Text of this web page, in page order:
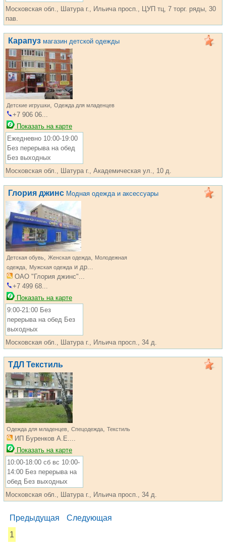
Московская обл., Шатура г., Ильича просп., ЦУП тц, 7 торг. ряды, 30
пав.
Карапуз магазин детской одежды
Детские игрушки, Одежда для младенцев
+7 906 06...
Показать на карте
Ежедневно 10:00-19:00
Без перерыва на обед
Без выходных
Московская обл., Шатура г., Академическая ул., 10 д.
Глория джинс Модная одежда и аксессуары
Детская обувь, Женская одежда, Молодежная
одежда, Мужская одежда и др...
ОАО "Глория джинс"...
+7 499 68...
Показать на карте
9:00-21:00 Без
перерыва на обед Без
выходных
Московская обл., Шатура г., Ильича просп., 34 д.
ТДЛ Текстиль
Одежда для младенцев, Спецодежда, Текстиль
ИП Буренков А.Е....
Показать на карте
10:00-18:00 сб вс 10:00-
14:00 Без перерыва на
обед Без выходных
Московская обл., Шатура г., Ильича просп., 34 д.
Предыдущая
Следующая
1